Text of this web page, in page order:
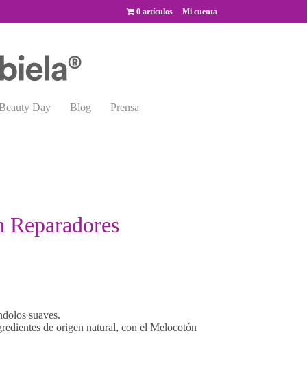
Mi cuenta
0 artículos
Day Blog Prensa
suaves.
de origen natural, con el Melocotón